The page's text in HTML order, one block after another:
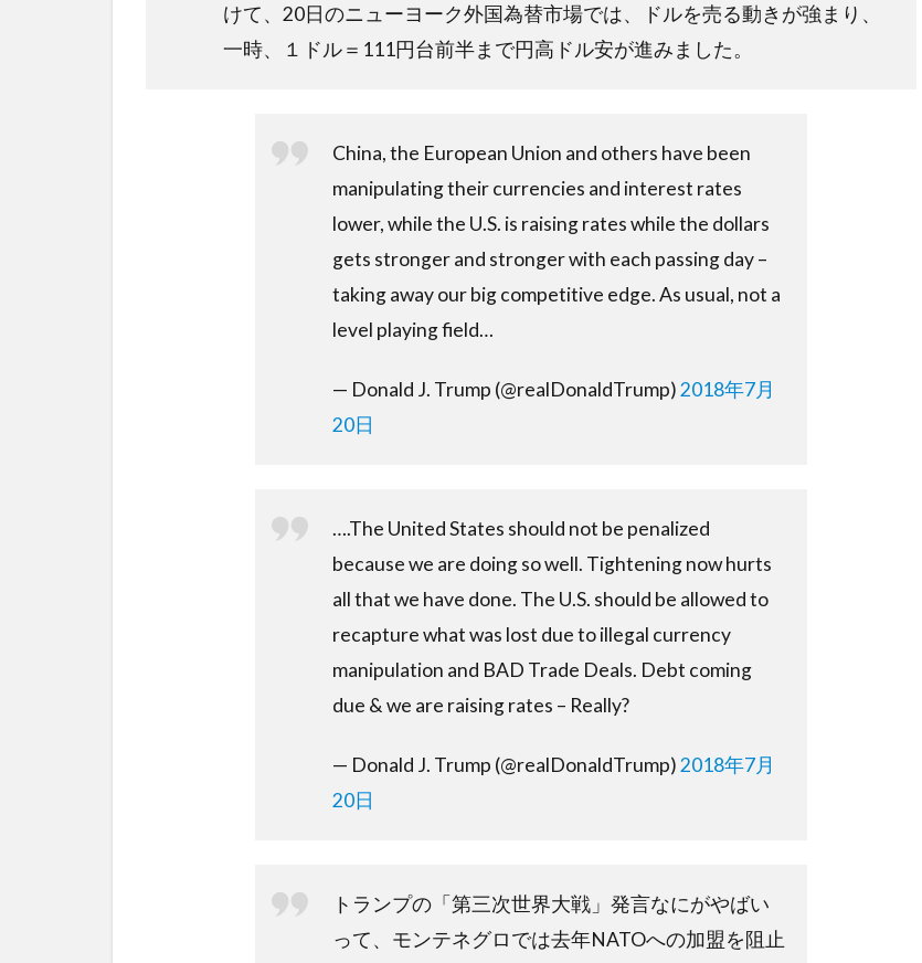
けて、20日のニューヨーク外国為替市場では、ドルを売る動きが強まり、
一時、１ドル＝111円台前半まで円高ドル安が進みました。
China, the European Union and others have been
manipulating their currencies and interest rates
lower, while the U.S. is raising rates while the dollars
gets stronger and stronger with each passing day –
taking away our big competitive edge. As usual, not a
level playing field…
— Donald J. Trump (@realDonaldTrump)2018年7月
20日
….The United States should not be penalized
because we are doing so well. Tightening now hurts
all that we have done. The U.S. should be allowed to
recapture what was lost due to illegal currency
manipulation and BAD Trade Deals. Debt coming
due & we are raising rates – Really?
— Donald J. Trump (@realDonaldTrump)2018年7月
20日
トランプの「第三次世界大戦」発言なにがやばい
って、モンテネグロでは去年NATOへの加盟を阻止